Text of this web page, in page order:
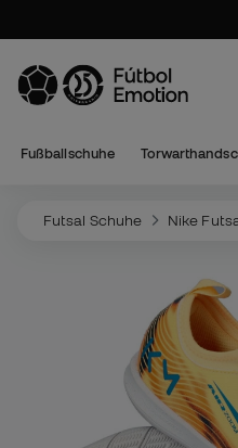
Fußballschuhe
Futsal Schuhe Nike